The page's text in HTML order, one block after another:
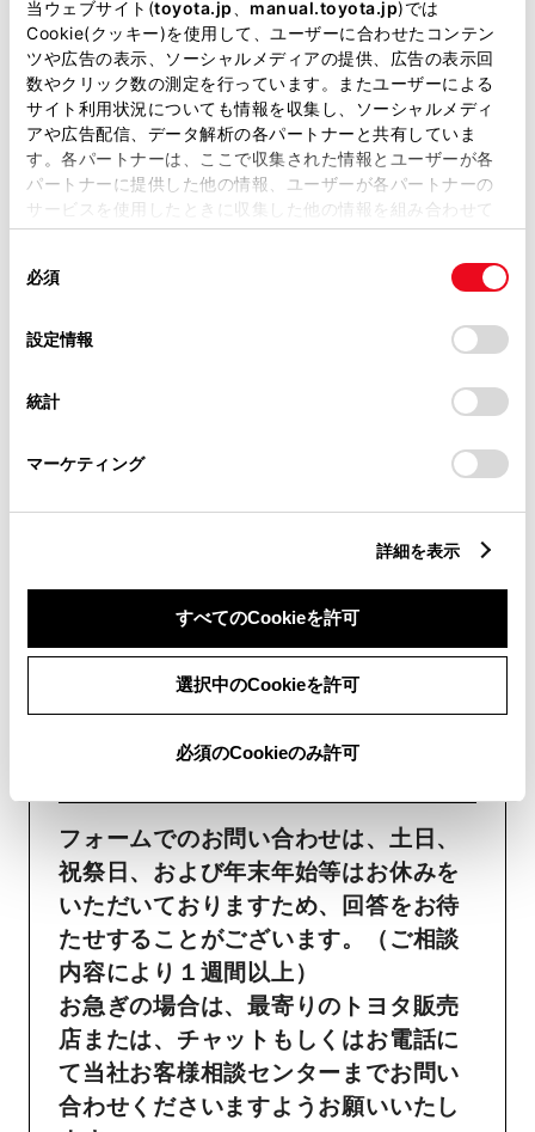
当ウェブサイト(toyota.jp manual.toyota.jp)では
Cookie(クッキー)を使用して、ユーザーに合わせたコンテン
ツや広告の表示、ソーシャルメディアの提供、広告の表示回
数やクリック数の測定を行っています。またユーザーによる
サイト利用状況についても情報を収集し、ソーシャルメディ
アや広告配信、データ解析の各パートナーと共有していま
す。各パートナーは、ここで収集された情報とユーザーが各
パートナーに提供した他の情報、ユーザーが各パートナーの
サービスを使用したときに収集した他の情報を組み合わせて
使用することがあります。当ウェブサイトの使用を続行する
デバイスにすべてのCookie(クッキー)が保存されることに同
意したことになります。Cookie(クッキー)のオプトアウト、
設定の変更、同意を撤回したりするにあたっては、当社の
「Cookie（クッキー）情報の取り扱いについて
」をご覧くだ
必須
設定情報
統計
マーケティング
詳細を表示
すべてのCookieを許可
選択中のCookieを許可
必須のCookieのみ許可
チャットでお問い合わせ
受付：10:00～18:00
（長期連休などの当社指定日を除く）
い。
時間が少なくご案内が可能です。
フォームでお問い合わせ
ご購入・ご利用中のおクル
マ・その他のお問い合わせ・
ご要望​
フォームでのお問い合わせは、土日、
祝祭日、および年末年始等はお休みを
いただいておりますため、回答をお待
たせすることがございます。（ご相談
内容により１週間以上）
お急ぎの場合は、最寄りのトヨタ販売
店または、チャットもしくはお電話に
て当社お客様相談センターまでお問い
合わせくださいますようお願いいたし